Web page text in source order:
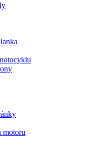
motoru